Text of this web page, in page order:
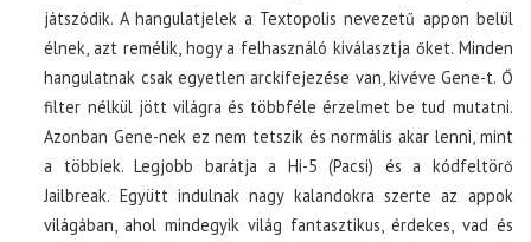
játszódik. A hangulatjelek a Textopolis nevezetű appon belül
élnek, azt remélik, hogy a felhasználó kiválasztja őket. Minden
hangulatnak csak egyetlen arckifejezése van, kivéve Gene-t. Ő
filter nélkül jött világra és többféle érzelmet be tud mutatni.
Azonban Gene-nek ez nem tetszik és normális akar lenni, mint
a többiek. Legjobb barátja a Hi-5 (Pacsi) és a kódfeltörő
Jailbreak. Együtt indulnak nagy kalandokra szerte az appok
világában, ahol mindegyik világ fantasztikus, érdekes, vad és